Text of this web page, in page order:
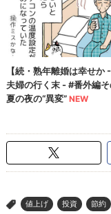
> 値上げ 投資 節約